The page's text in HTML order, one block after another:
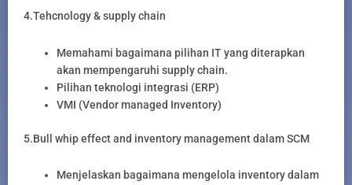
4.Tehcnology & supply chain
Memahami bagaimana pilihan IT yang diterapkan
akan mempengaruhi supply chain.
Pilihan teknologi integrasi (ERP)
VMI (Vendor managed Inventory)
5.Bull whip effect and inventory management dalam SCM
Menjelaskan bagaimana mengelola inventory dalam